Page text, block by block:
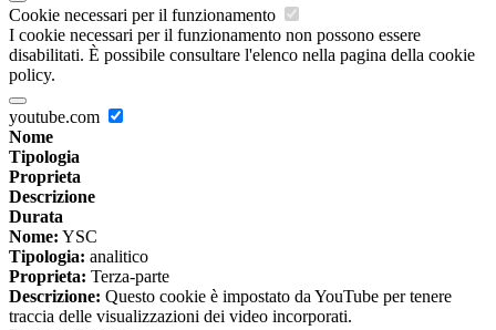
Cookie necessari per il funzionamento
I cookie necessari per il funzionamento non possono essere
disabilitati. È possibile consultare l'elenco nella pagina della cookie
policy.
youtube.com
Nome
Tipologia
Proprieta
Descrizione
Durata
Nome: YSC
Tipologia: analitico
Proprieta: Terza-parte
Descrizione: Questo cookie è impostato da YouTube per tenere
traccia delle visualizzazioni dei video incorporati.